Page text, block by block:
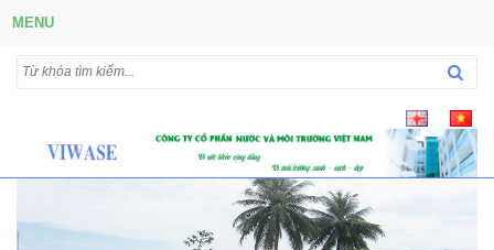
MENU